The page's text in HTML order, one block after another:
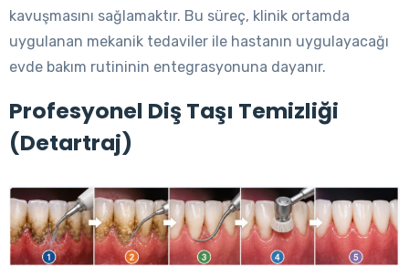
kavuşmasını sağlamaktır. Bu süreç, klinik ortamda
uygulanan mekanik tedaviler ile hastanın uygulayacağı
evde bakım rutininin entegrasyonuna dayanır.
Profesyonel Diş Taşı Temizliği
(Detartraj)